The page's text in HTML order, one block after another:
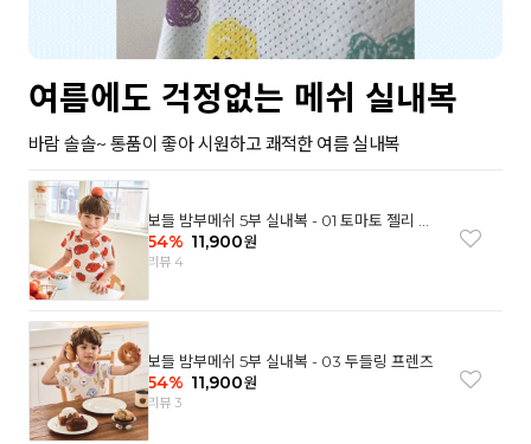
여름에도 걱정없는 메쉬 실내복
바람 솔솔~ 통품이 좋아 시원하고 쾌적한 여름 실내복
보들 밤부메쉬 5부 실내복 - 01 토마토 젤리 베
어
54% 11,900원
리뷰 4
보들 밤부메쉬 5부 실내복 - 03 두들링 프렌즈
54% 11,900원
리뷰 3